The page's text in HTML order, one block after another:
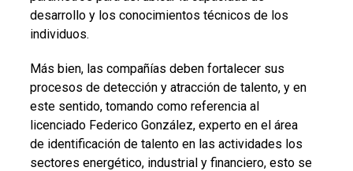
desarrollo y los conocimientos técnicos de los
individuos.
Más bien, las compañías deben fortalecer sus
procesos de detección y atracción de talento, y en
este sentido, tomando como referencia al
licenciado Federico González, experto en el área
de identificación de talento en las actividades los
sectores energético, industrial y financiero, esto se